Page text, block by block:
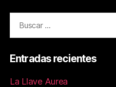
e
b
o
o
d
o
n
l
p
rt
ir
Entradas recientes
La Llave Aurea